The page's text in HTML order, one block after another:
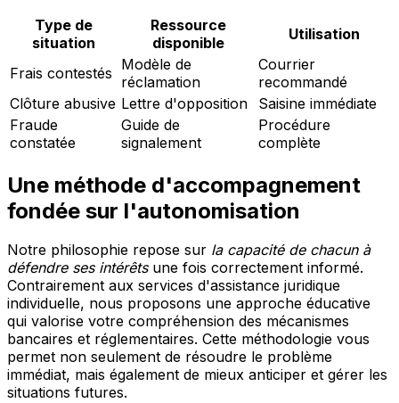
Type de
situation
Ressource
disponible
Utilisation
Frais contestés Modèle de
réclamation
Courrier
recommandé
Clôture abusive Lettre d'opposition
Saisine immédiate
Fraude
constatée
Guide de
signalement
Procédure
complète
Une méthode d'accompagnement
fondée sur l'autonomisation
Notre philosophie repose sur la capacité de chacun à
défendre ses intérêtsune fois correctement informé.
Contrairement aux services d'assistance juridique
individuelle, nous proposons une approche éducative
qui valorise votre compréhension des mécanismes
bancaires et réglementaires. Cette méthodologie vous
permet non seulement de résoudre le problème
immédiat, mais également de mieux anticiper et gérer les
situations futures.